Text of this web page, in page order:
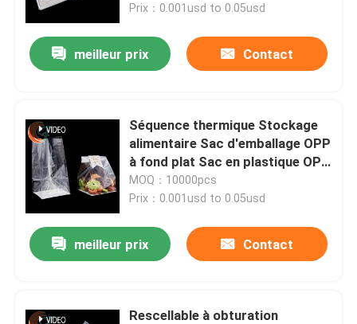
Prix：0.001usd to 0.05usd
meilleur prix Contact
Séquence thermique Stockage
alimentaire Sac d'emballage OPP
à fond plat Sac en plastique OPP
à fond carré
MOQ：10000pcs
Prix：0.001usd to 0.05usd
meilleur prix Contact
Rescellable à obturation